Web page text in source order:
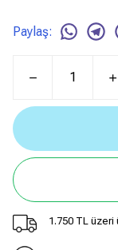
Paylaş:
1.750 TL